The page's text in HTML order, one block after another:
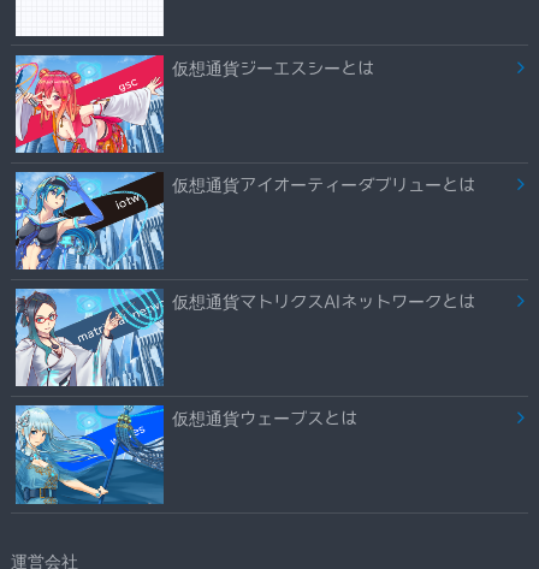
仮想通貨ジーエスシーとは
仮想通貨アイオーティーダブリューとは
仮想通貨マトリクスAIネットワークとは
仮想通貨ウェーブスとは
運営会社